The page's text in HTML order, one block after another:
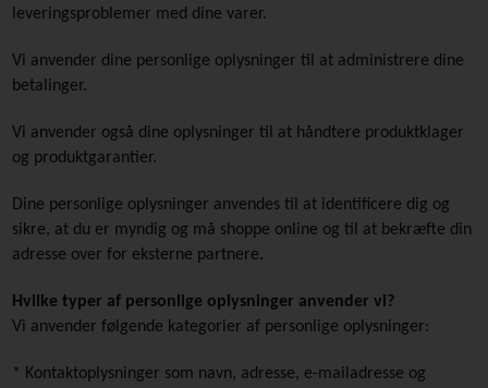
leveringsproblemer med dine varer.
Vi anvender dine personlige oplysninger til at administrere dine
betalinger.
Vi anvender også dine oplysninger til at håndtere produktklager
og produktgarantier.
Dine personlige oplysninger anvendes til at identificere dig og
sikre, at du er myndig og må shoppe online og til at bekræfte din
adresse over for eksterne partnere.
Hvilke typer af personlige oplysninger anvender vi?
Vi anvender følgende kategorier af personlige oplysninger:
* Kontaktoplysninger som navn, adresse, e-mailadresse og